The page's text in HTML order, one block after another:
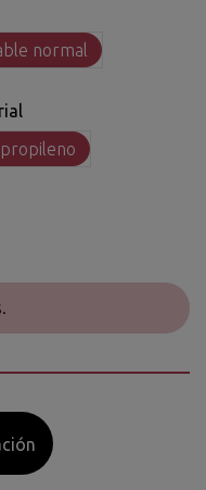
normal